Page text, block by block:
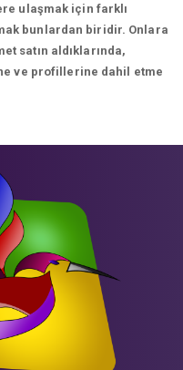
ulaşmak için farklı
bunlardan biridir. Onlara
satın aldıklarında,
ve profillerine dahil etme